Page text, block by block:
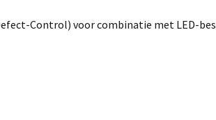
Control) voor combinatie met LED-